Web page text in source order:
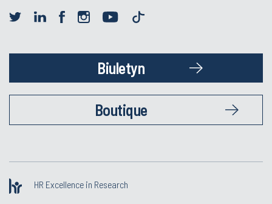
Biuletyn
Boutique
HR Excellence in Research